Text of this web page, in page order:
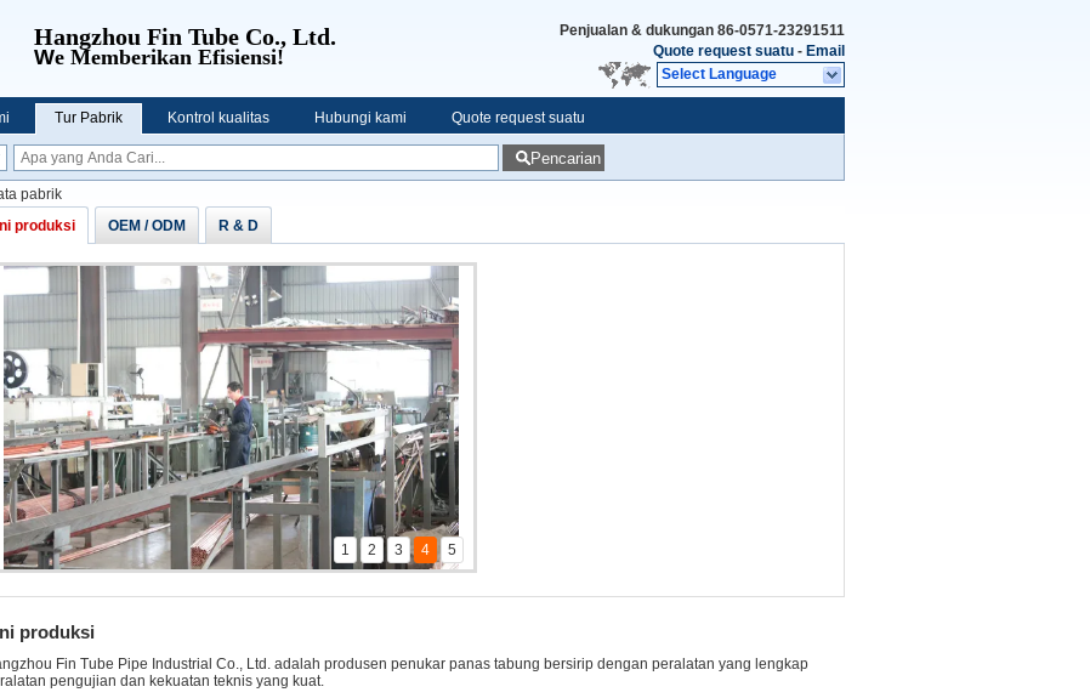
Hangzhou Fin Tube Co., Ltd.
We Memberikan Efisiensi!
Penjualan & dukungan 86-0571-23291511
Quote request suatu - Email
Select Language
Tur Pabrik Kontrol kualitas Hubungi kami Quote request suatu
Pencarian
pabrik
produksi OEM / ODM R & D
1 2 3 4 5
produksi
Fin Tube Pipe Industrial Co., Ltd. adalah produsen penukar panas tabung bersirip dengan peralatan yang lengkap
pengujian dan kekuatan teknis yang kuat.